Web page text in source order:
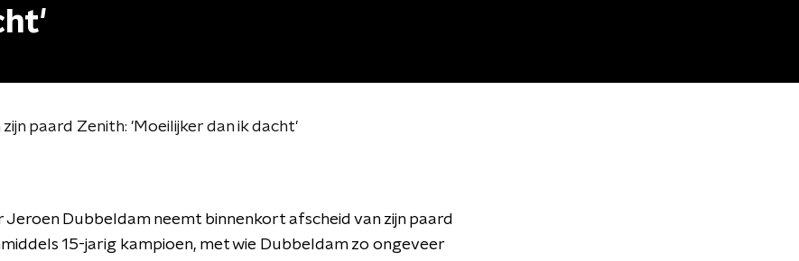
paard Zenith: 'Moeilijker dan ik dacht'
Dubbeldam neemt binnenkort afscheid van zijn paard
15-jarig kampioen, met wie Dubbeldam zo ongeveer